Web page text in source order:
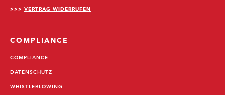
>>> VERTRAG WIDERRUFEN
COMPLIANCE
COMPLIANCE
DATENSCHUTZ
WHISTLEBLOWING